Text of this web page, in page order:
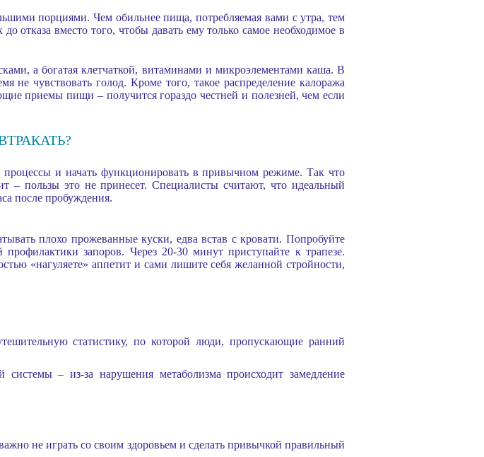
порциями. Чем обильнее пища, потребляемая вами с утра, тем
отказа вместо того, чтобы давать ему только самое необходимое в
а богатая клетчаткой, витаминами и микроэлементами каша. В
чувствовать голод. Кроме того, такое распределение калоража
приемы пищи – получится гораздо честней и полезней, чем если
и начать функционировать в привычном режиме. Так что
– пользы это не принесет. Специалисты считают, что идеальный
после пробуждения.
плохо прожеванные куски, едва встав с кровати. Попробуйте
запоров. Через 20-30 минут приступайте к трапезе.
«нагуляете» аппетит и сами лишите себя желанной стройности,
статистику, по которой люди, пропускающие ранний
системы – из-за нарушения метаболизма происходит замедление
не играть со своим здоровьем и сделать привычкой правильный